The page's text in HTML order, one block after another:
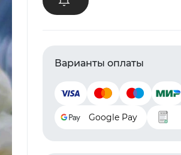
Варианты оплаты
Google Pay